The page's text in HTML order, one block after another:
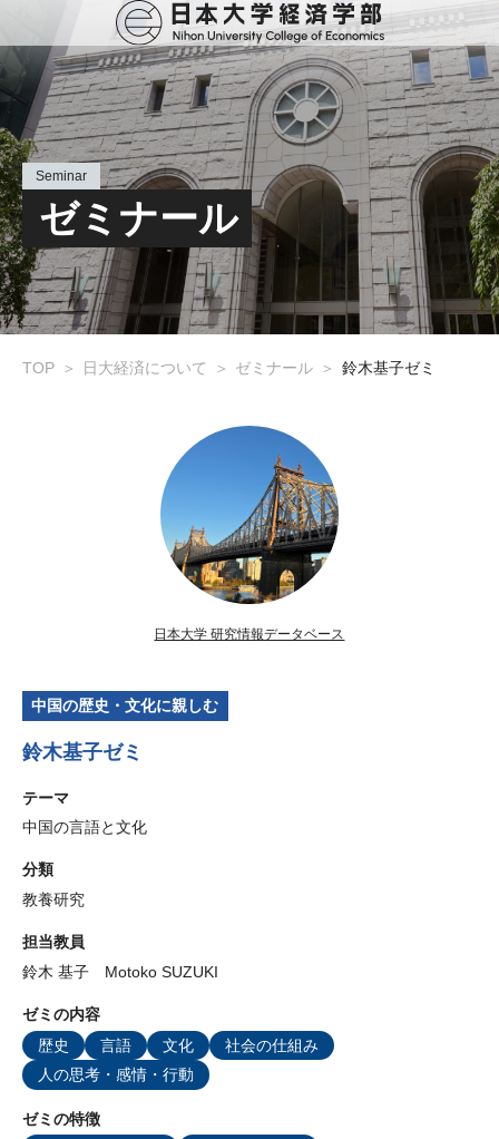
Seminar
ゼミナール
TOP 日大経済について ゼミナール 鈴木基子ゼミ
日本大学 研究情報データベース
中国の歴史・文化に親しむ
鈴木基子ゼミ
テーマ
中国の言語と文化
分類
教養研究
担当教員
鈴木 基子 Motoko SUZUKI
ゼミの内容
歴史
言語 文化
社会の仕組み
人の思考・感情・行動
ゼミの特徴